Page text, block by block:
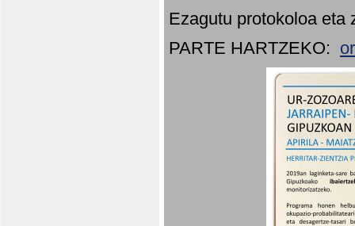
Ezagutu protokoloa eta
PARTE HARTZEKO: